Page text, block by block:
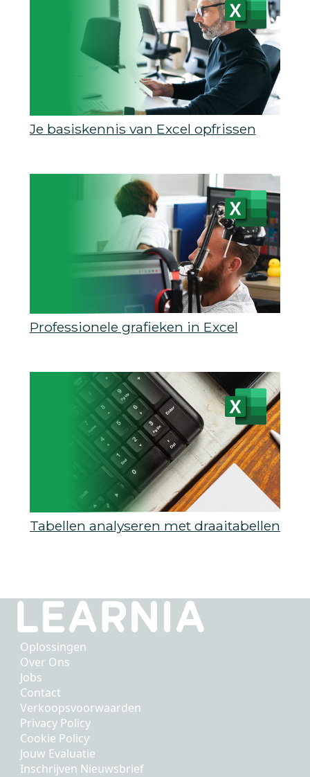
Je basiskennis van Excel opfrissen
Professionele grafieken in Excel
Tabellen analyseren met draaitabellen
Oplossingen
Over Ons
Jobs
Contact
Verkoopsvoorwaarden
Privacy Policy
Cookie Policy
Jouw Evaluatie
Inschrijven Nieuwsbrief